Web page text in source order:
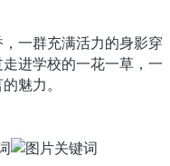
一群充满活力的身影穿
进学校的一花一草，一
魅力。